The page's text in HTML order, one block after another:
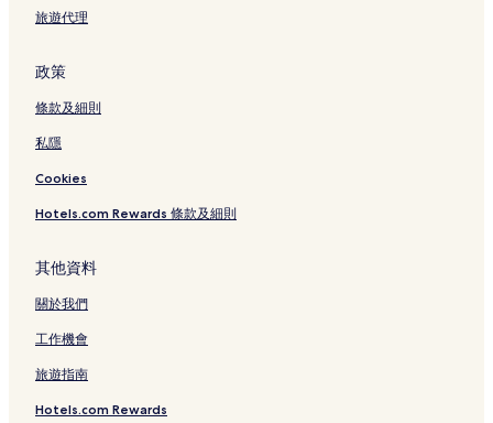
旅遊代理
政策
條款及細則
私隱
Cookies
Hotels.com Rewards 條款及細則
其他資料
關於我們
工作機會
旅遊指南
Hotels.com Rewards